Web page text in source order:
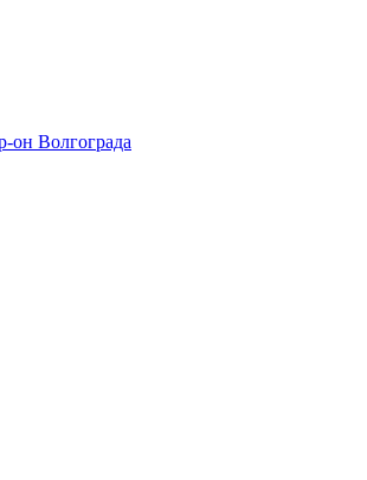
он Волгограда